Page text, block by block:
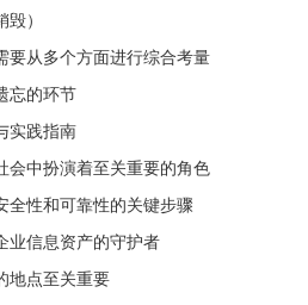
）
要从多个方面进行综合考量
忘的环节
实践指南
会中扮演着至关重要的角色
全性和可靠性的关键步骤
业信息资产的守护者
地点至关重要